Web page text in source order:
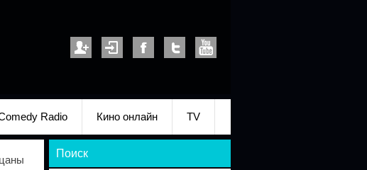
Radio Кино онлайн TV
Поиск